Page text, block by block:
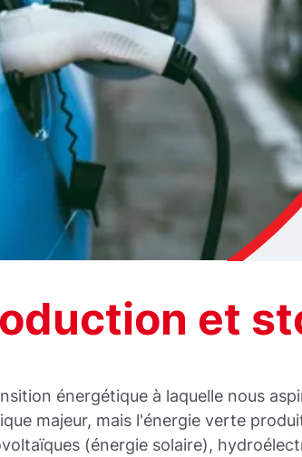
et
énergétique à laquelle nous
majeur, mais l'énergie verte
(énergie solaire),